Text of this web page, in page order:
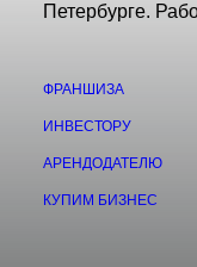
Петербурге.
ФРАНШИЗА
ИНВЕСТОРУ
АРЕНДОДАТЕЛЮ
КУПИМ БИЗНЕС